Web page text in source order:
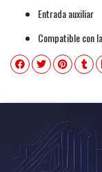
Entrada auxiliar
Compatible con